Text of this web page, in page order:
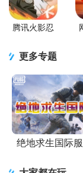
腾讯火影忍
更多专题
绝地求生国际